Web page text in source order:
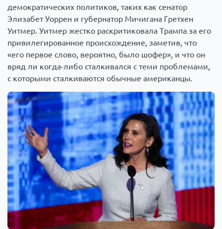
демократических политиков, таких как сенатор
Элизабет Уоррен и губернатор Мичигана Гретхен
Уитмер. Уитмер жестко раскритиковала Трампа за его
привилегированное происхождение, заметив, что
«его первое слово, вероятно, было шофер», и что он
вряд ли когда-либо сталкивался с теми проблемами,
с которыми сталкиваются обычные американцы.